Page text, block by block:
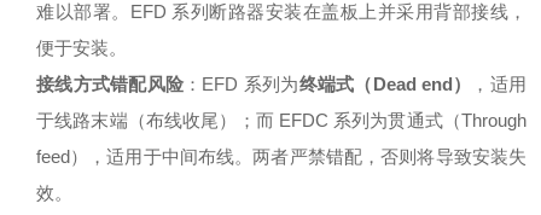
难以部署。EFD 系列断路器安装在盖板上并采用背部接线，
便于安装。
接线方式错配风险 ：EFD 系列为终端式（Dead end）
，适用
于线路末端（布线收尾）；而 EFDC 系列为贯通式（Through
feed），适用于中间布线。两者严禁错配，否则将导致安装失
效。